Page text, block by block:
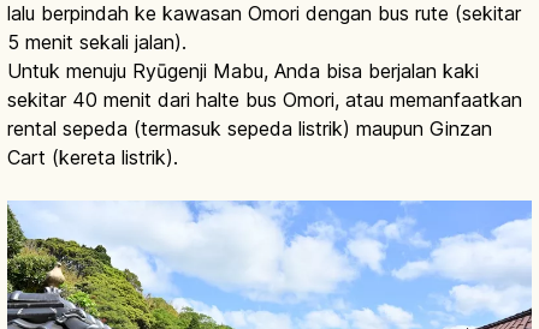
lalu berpindah ke kawasan Omori dengan bus rute (sekitar
5 menit sekali jalan).
Untuk menuju Ryūgenji Mabu, Anda bisa berjalan kaki
sekitar 40 menit dari halte bus Omori, atau memanfaatkan
rental sepeda (termasuk sepeda listrik) maupun Ginzan
Cart (kereta listrik).